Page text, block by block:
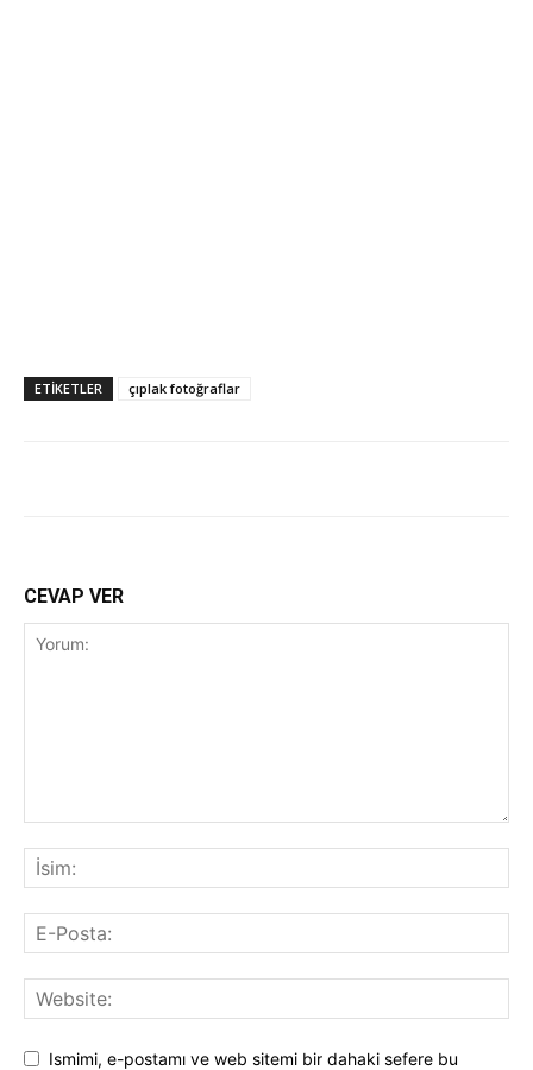
ETİKETLER çıplak fotoğraflar
CEVAP VER
Ismimi, e-postamı ve web sitemi bir dahaki sefere bu